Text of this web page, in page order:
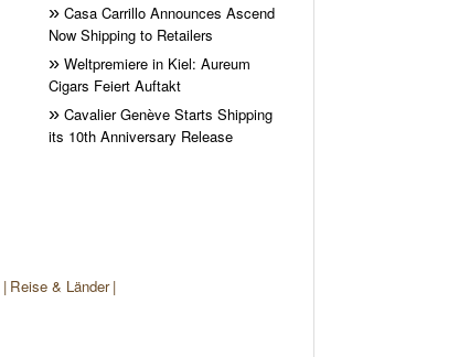
Casa Carrillo Announces Ascend
Now Shipping to Retailers
Weltpremiere in Kiel: Aureum
Cigars Feiert Auftakt
Cavalier Genève Starts Shipping
its 10th Anniversary Release
Reise & Länder